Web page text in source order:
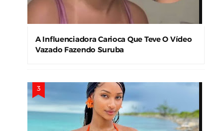
A Influenciadora Carioca Que Teve O Vídeo
Vazado Fazendo Suruba